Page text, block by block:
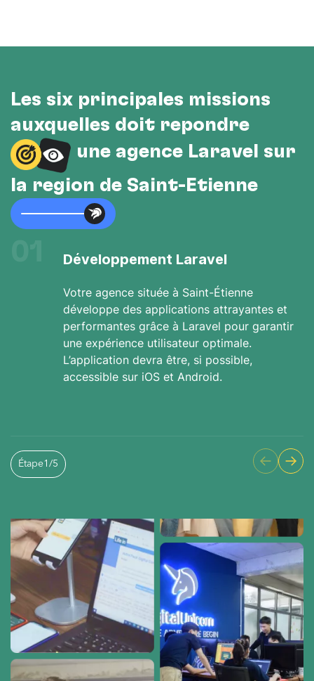
Les six principales missions
auxquelles doit répondre
une agence Laravel sur
la région de Saint-Étienne
Développement Laravel
Votre agence située à Saint-Étienne
développe des applications attrayantes et
performantes grâce à Laravel pour garantir
une expérience utilisateur optimale.
L’application devra être, si possible,
accessible sur iOS et Android.
Étape1 /5